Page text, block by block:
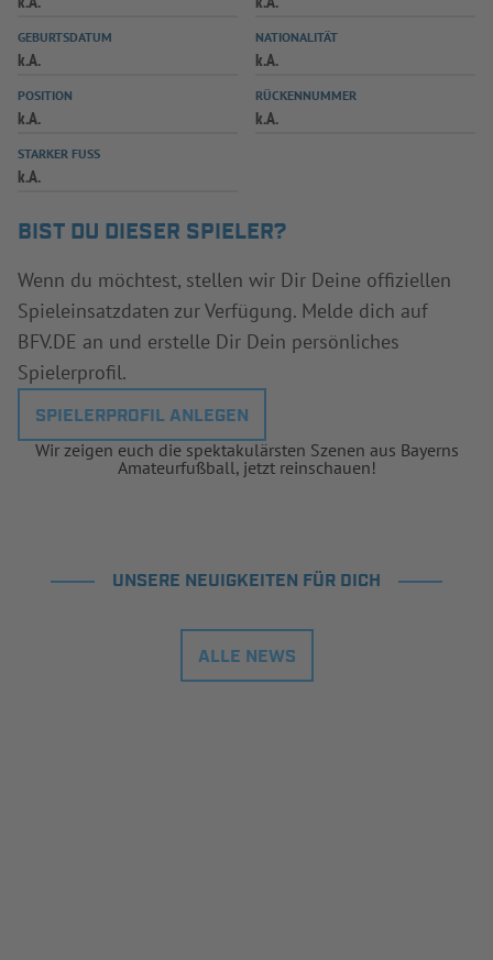
SPIELPLUS
GEBURTSDATUM
k.A.
NATIONALITÄT
k.A.
POSITION
k.A.
RÜCKENNUMMER
k.A.
STARKER FUSS
k.A.
BIST DU DIESER SPIELER?
Wenn du möchtest, stellen wir Dir Deine offiziellen
Spieleinsatzdaten zur Verfügung. Melde dich auf
BFV.DE an und erstelle Dir Dein persönliches
Spielerprofil.
SPIELERPROFIL ANLEGEN
Wir zeigen euch die spektakulärsten Szenen aus Bayerns
Amateurfußball, jetzt reinschauen!
UNSERE NEUIGKEITEN FÜR DICH
ALLE NEWS